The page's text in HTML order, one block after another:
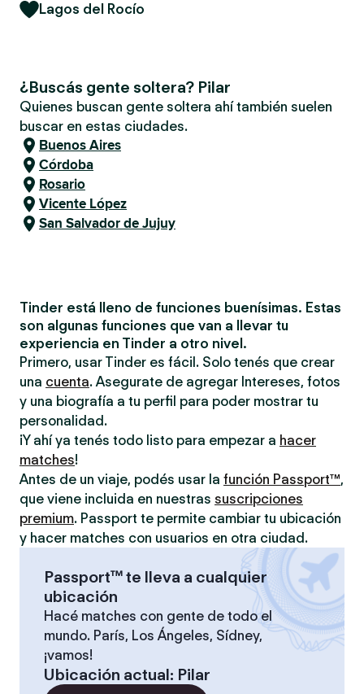
Lagos del Rocío
¿Buscás gente soltera? Pilar
Quienes buscan gente soltera ahí también suelen
buscar en estas ciudades.
Buenos Aires
Córdoba
Rosario
Vicente López
San Salvador de Jujuy
Tinder está lleno de funciones buenísimas. Estas
son algunas funciones que van a llevar tu
experiencia en Tinder a otro nivel.
Primero, usar Tinder es fácil. Solo tenés que crear
una cuenta. Asegurate de agregar Intereses, fotos
y una biografía a tu perfil para poder mostrar tu
personalidad.
¡Y ahí ya tenés todo listo para empezar a hacer
matches!
Antes de un viaje, podés usar la función Passport™,
que viene incluida en nuestras suscripciones
premium. Passport te permite cambiar tu ubicación
y hacer matches con usuarios en otra ciudad.
Passport™ te lleva a cualquier
ubicación
Hacé matches con gente de todo el
mundo. París, Los Ángeles, Sídney,
¡vamos!
Ubicación actual: Pilar